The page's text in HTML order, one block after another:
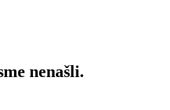
nenašli.